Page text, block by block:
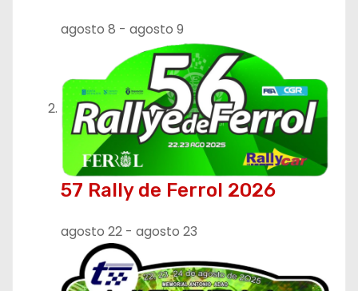
agosto 8 - agosto 9
57 Rally de Ferrol 2026
agosto 22 - agosto 23